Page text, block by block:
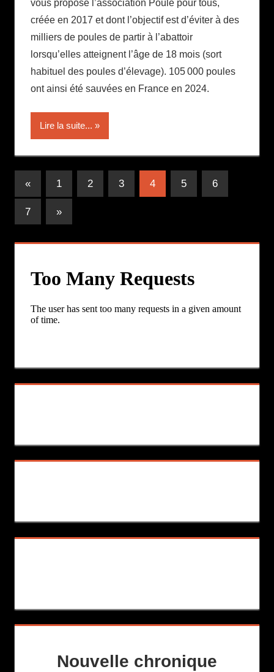
vous propose l’association Poule pour tous,
créée en 2017 et dont l’objectif est d’éviter à des
milliers de poules de partir à l’abattoir
lorsqu’elles atteignent l’âge de 18 mois (sort
habituel des poules d’élevage). 105 000 poules
ont ainsi été sauvées en France en 2024.
Lire la suite...
Pagination
des
publications
«Publications
précédentes
1 2 3 4 5 6
7
Publications
»
Nouvelle chronique